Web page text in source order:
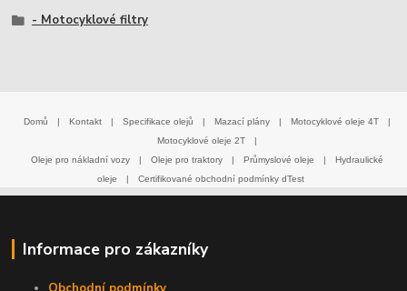
- Motocyklové filtry
Domů | Kontakt | Specifikace olejů | Mazací plány | Motocyklové oleje 4T
|
Motocyklové oleje 2T
|
Oleje pro nákladní vozy
| Oleje pro traktory | Průmyslové oleje |
Hydraulické
oleje
| Certifikované obchodní podmínky dTest
Informace pro zákazníky